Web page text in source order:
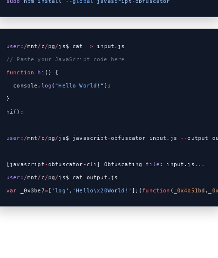
user : /mnt/ c/pg/js$ cat > input.js
// Paste your JavaScript code here
function hi () {
  console.
log ( "Hello World!" );
}
hi ();
user : /mnt/ c/pg/js$ javascript -obfuscator input.js --output
[javascript -obfuscator - cli] Obfuscating file : input.js ...
user : /mnt/ c/pg/js$ cat output.js
var _0x3be7=[ 'log' , 'Hello\x20World!' ];( function ( _0x4b51bd ,